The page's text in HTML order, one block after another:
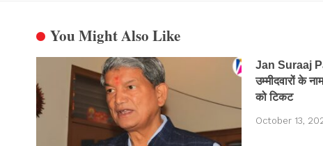
You Might Also Like
Jan Suraaj
उम्मीदवारों के
को टिकट
October 13,